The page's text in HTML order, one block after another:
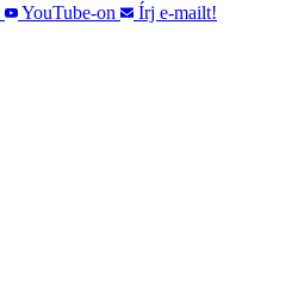
YouTube-on
Írj e-mailt!